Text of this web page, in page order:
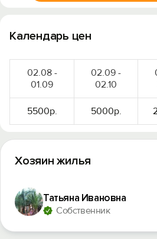
Календарь цен
02.08 -
01.09
02.09 -
02.10
5500р. 5000р.
Хозяин жилья
Татьяна Ивановна
Собственник